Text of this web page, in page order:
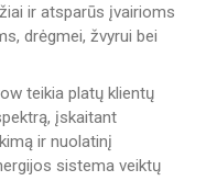
ir atsparūs įvairioms
drėgmei, žvyrui bei
teikia platų klientų
įskaitant
ir nuolatinį
sistema veiktų